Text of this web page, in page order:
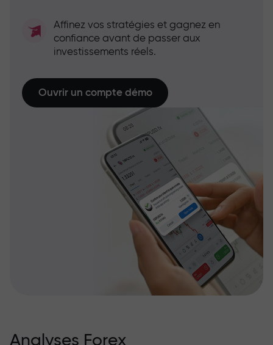
Affinez vos stratégies et gagnez en
confiance avant de passer aux
investissements réels.
Ouvrir un compte démo
Analyses Forex